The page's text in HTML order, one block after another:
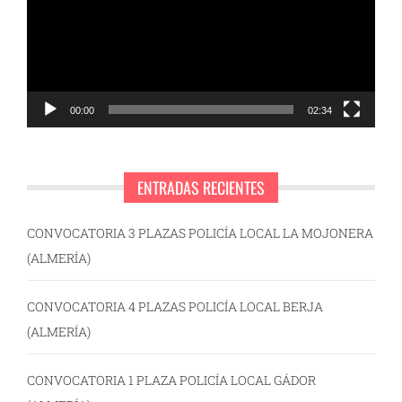
00:00 02:34
ENTRADAS RECIENTES
CONVOCATORIA 3 PLAZAS POLICÍA LOCAL LA MOJONERA
(ALMERÍA)
CONVOCATORIA 4 PLAZAS POLICÍA LOCAL BERJA
(ALMERÍA)
CONVOCATORIA 1 PLAZA POLICÍA LOCAL GÁDOR